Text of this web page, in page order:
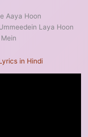
Aaya Hoon
Laya Hoon
in Hindi